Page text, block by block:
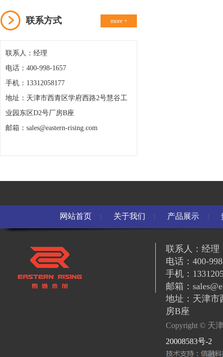
联系方式 more +
联系人：经理
电话：400-998-1657
手机：13312058177
地址：天津市西青区学府西路2号慧谷工
业园东区D2号厂房B座
邮箱：sales@eastern-rising.com
网站首页 关于我们 产品展示
联系人：经理
电话：400-
手机：
邮箱：
地址：天津市
房B座
Copyright © 天
20008583号-2